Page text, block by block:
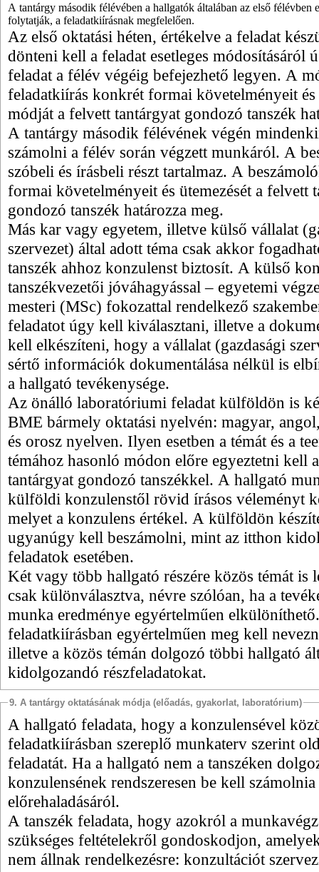
A tantárgy második félévében a hallgatók általában az első félévben
folytatják, a feladatkiírásnak megfelelően.
Az első oktatási héten, értékelve a feladat
dönteni kell a feladat esetleges módosításáról
feladat a félév végéig befejezhető legyen. A
feladatkiírás konkrét formai követelményeit és
módját a felvett tantárgyat gondozó tanszék
A tantárgy második félévének végén
számolni a félév során végzett munkáról. A
szóbeli és írásbeli részt tartalmaz. A
formai követelményeit és ütemezését a felvett
gondozó tanszék határozza meg.
Más kar vagy egyetem, illetve külső vállalat
szervezet) által adott téma csak akkor
tanszék ahhoz konzulenst biztosít. A külső
tanszékvezetői jóváhagyással – egyetemi
mesteri (MSc) fokozattal rendelkező
feladatot úgy kell kiválasztani, illetve a
kell elkészíteni, hogy a vállalat (gazdasági
sértő információk dokumentálása nélkül is
a hallgató tevékenysége.
Az önálló laboratóriumi feladat külföldön is
BME bármely oktatási nyelvén: magyar,
és orosz nyelven. Ilyen esetben a témát és a
témához hasonló módon előre egyeztetni kell
tantárgyat gondozó tanszékkel. A hallgató
külföldi konzulenstől rövid írásos véleményt
melyet a konzulens értékel. A külföldön
ugyanúgy kell beszámolni, mint az itthon
feladatok esetében.
Két vagy több hallgató részére közös témát is
csak különválasztva, névre szólóan, ha a
munka eredménye egyértelműen
feladatkiírásban egyértelműen meg kell
illetve a közös témán dolgozó többi hallgató
kidolgozandó részfeladatokat.
9. A tantárgy oktatásának módja (előadás, gyakorlat, laboratórium)
A hallgató feladata, hogy a konzulensével
feladatkiírásban szereplő munkaterv szerint
feladatát. Ha a hallgató nem a tanszéken
konzulensének rendszeresen be kell
előrehaladásáról.
A tanszék feladata, hogy azokról a
szükséges feltételekről gondoskodjon,
nem állnak rendelkezésre: konzultációt